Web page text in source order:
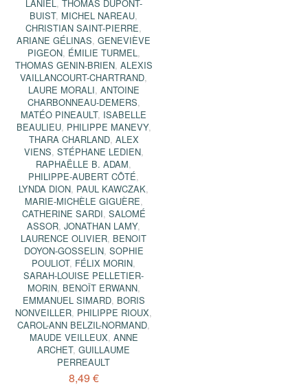
LANIEL, THOMAS DUPONT-
BUIST, MICHEL NAREAU,
CHRISTIAN SAINT-PIERRE,
ARIANE GÉLINAS,GENEVIÈVE
PIGEON, ÉMILIE TURMEL,
THOMAS GENIN-BRIEN, ALEXIS
VAILLANCOURT-CHARTRAND,
LAURE MORALI, ANTOINE
CHARBONNEAU-DEMERS,
MATÉO PINEAULT, ISABELLE
BEAULIEU, PHILIPPE MANEVY,
THARA CHARLAND, ALEX
VIENS, STÉPHANE LEDIEN,
RAPHAËLLE B. ADAM,
PHILIPPE-AUBERT CÔTÉ,
LYNDA DION, PAUL KAWCZAK,
MARIE-MICHÈLE GIGUÈRE,
CATHERINE SARDI, SALOMÉ
ASSOR,JONATHAN LAMY,
LAURENCE OLIVIER, BENOIT
DOYON-GOSSELIN, SOPHIE
POULIOT, FÉLIX MORIN,
SARAH-LOUISE PELLETIER-
MORIN, BENOÎT ERWANN,
EMMANUEL SIMARD, BORIS
NONVEILLER, PHILIPPE RIOUX,
CAROL-ANN BELZIL-NORMAND,
MAUDE VEILLEUX, ANNE
ARCHET,GUILLAUME
PERREAULT
8,49 €